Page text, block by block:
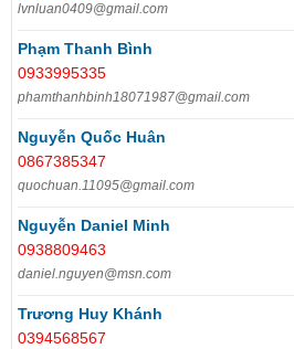
lvnluan0409@gmail.com
Phạm Thanh Bình
0933995335
phamthanhbinh18071987@gmail.com
Nguyễn Quốc Huân
0867385347
quochuan.11095@gmail.com
Nguyễn Daniel Minh
0938809463
daniel.nguyen@msn.com
Trương Huy Khánh
0394568567